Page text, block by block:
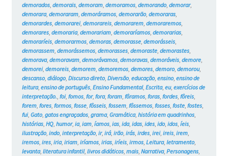
demorados, demorais, demoram, demoramos, demorando, demorar,
demorara, demoraram, demoráramos, demorarão, demoraras,
demorardes, demorarei, demorareis, demorarem, demoraremos,
demorares, demoraria, demorariam, demoraríamos, demorarias,
demoraríeis, demorarmos, demoras, demorasse, demorásseis,
demorassem, demorássemos, demorasses, demoraste, demorastes,
demorava, demoravam, demorávamos, demoravas, demoráveis, demore,
demorei, demoreis, demorem, demoremos, demores, demoro, demorou,
descanso, diálogo, Discurso direto, Diversão, educação, ensino, ensino de
leitura, ensino de português, Ensino Fundamental, Escrita, eu, exercícios de
interpretação., foi, fomos, for, fora, foram, fôramos, foras, fordes, fôreis,
forem, fores, formos, fosse, fôsseis, fossem, fôssemos, fosses, foste, fostes,
fui, Gato, gatos engraçados, grama, Gramática, história em quadrinhos,
histórias, HQ, humor, ia, iam, íamos, ias, ida, idas, ides, ido, idos, íeis,
ilustração, indo, interpretação, ir, irá, irão, irás, irdes, irei, ireis, irem,
iremos, ires, iria, iriam, iríamos, irias, iríeis, irmos, Leitura, letramento,
levanta, literatura infantil, livros didáticos, mais, Narrativa, Personagens,